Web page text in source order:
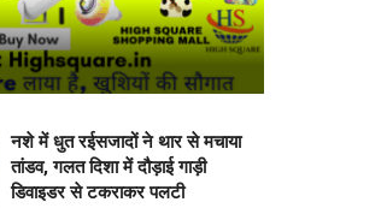
नशे में धुत रईसजादों ने थार से मचाया
तांडव, गलत दिशा में दौड़ाई गाड़ी
डिवाइडर से टकराकर पलटी